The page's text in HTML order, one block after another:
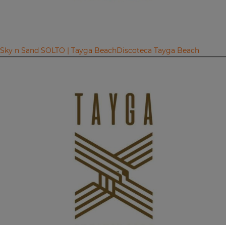
Sky n Sand SOLTO | Tayga BeachDiscoteca Tayga Beach